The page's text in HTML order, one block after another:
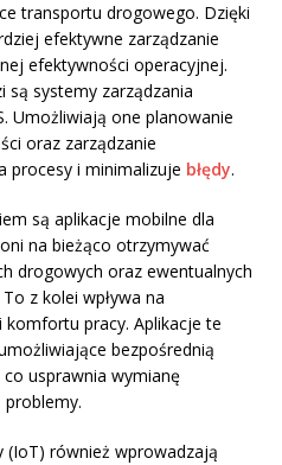
transportu drogowego. Dzięki
efektywne zarządzanie
efektywności operacyjnej.
są systemy zarządzania
Umożliwiają one planowanie
oraz zarządzanie
procesy i minimalizuje błędy.
są aplikacje mobilne dla
na bieżąco otrzymywać
drogowych oraz ewentualnych
z kolei wpływa na
komfortu pracy. Aplikacje te
bezpośrednią
usprawnia wymianę
(IoT) również wprowadzają